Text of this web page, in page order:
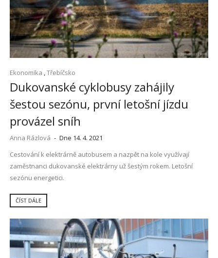
Ekonomika Třebíčsko
Dukovanské cyklobusy zahájily
šestou sezónu, první letošní jízdu
provázel sníh
Anna Rázlová - Dne 14. 4. 2021
Cestování k elektrárně autobusem a nazpět na kole využívají
zaměstnanci dukovanské elektrárny už šestým rokem. Letošní
sezónu energetici.
ČÍST DÁLE